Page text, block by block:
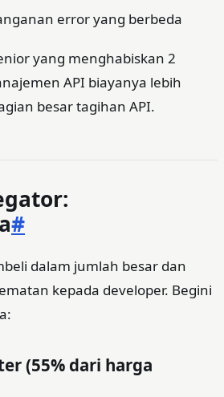
error yang berbeda
yang menghabiskan 2
API biayanya lebih
besar tagihan API.
#
dalam jumlah besar dan
kepada developer. Begini
(55% dari harga